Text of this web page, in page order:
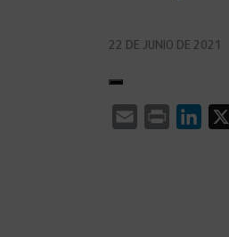
22 DE JUNIO DE 2021
Email Print